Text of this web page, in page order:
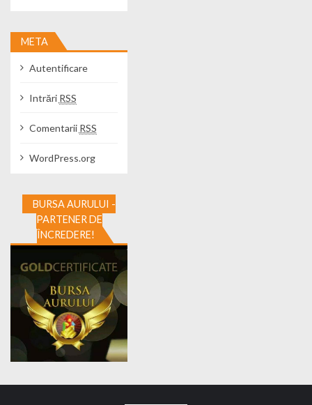
META
Autentificare
Intrări RSS
Comentarii RSS
WordPress.org
BURSA AURULUI -
PARTENER DE
ÎNCREDERE!